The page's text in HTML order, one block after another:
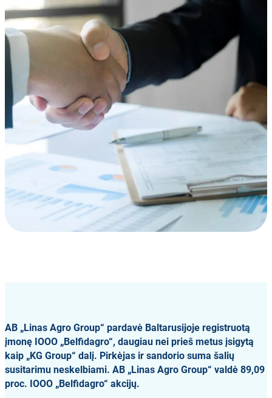
AB „Linas Agro Group“ pardavė Baltarusijoje registruotą
įmonę IOOO „Belfidagro“, daugiau nei prieš metus įsigytą
kaip „KG Group“ dalį. Pirkėjas ir sandorio suma šalių
susitarimu neskelbiami. AB „Linas Agro Group“ valdė 89,09
proc. IOOO „Belfidagro“ akcijų.